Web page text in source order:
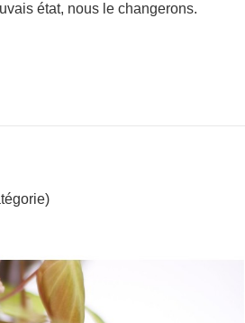
état, nous le changerons.